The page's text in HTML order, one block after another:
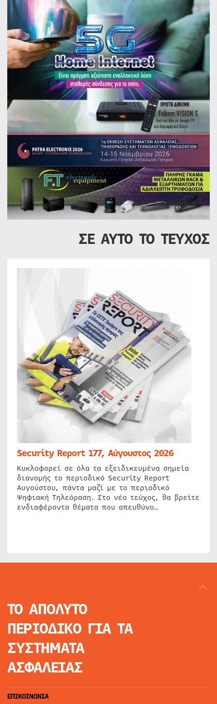
ΣΕ ΑΥΤΟ ΤΟ ΤΕΥΧΟΣ
Security Report 177, Αύγουστος 2026
Κυκλοφορεί σε όλα τα εξειδικευμένα σημεία
διανομής το περιοδικό Security Report
Αυγούστου, πάντα μαζί με το περιοδικό
Ψηφιακή Τηλεόραση. Στο νέο τεύχος, θα βρείτε
ενδιαφέροντα θέματα που απευθύνο…
ΤΟ ΑΠΟΛΥΤΟ
ΠΕΡΙΟΔΙΚΟ ΓΙΑ ΤΑ
ΣΥΣΤΗΜΑΤΑ
ΑΣΦΑΛΕΙΑΣ
ΕΠΙΚΟΙΝΩΝΙΑ